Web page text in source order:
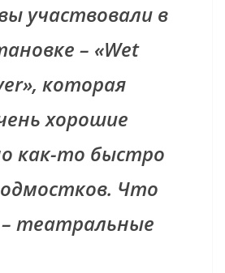
участвовали в
– «Wet
которая
хорошие
как-то быстро
Что
театральные